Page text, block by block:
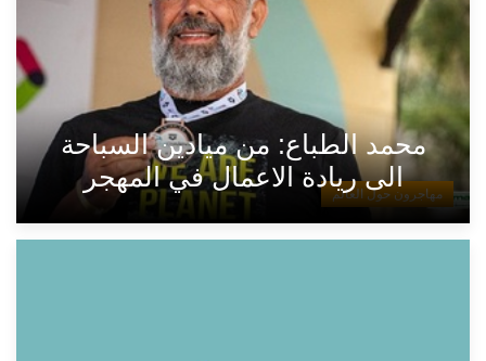
مهاجرون حول العالم
محمد الطباع: من ميادين السباحة
الى ريادة الاعمال في المهجر